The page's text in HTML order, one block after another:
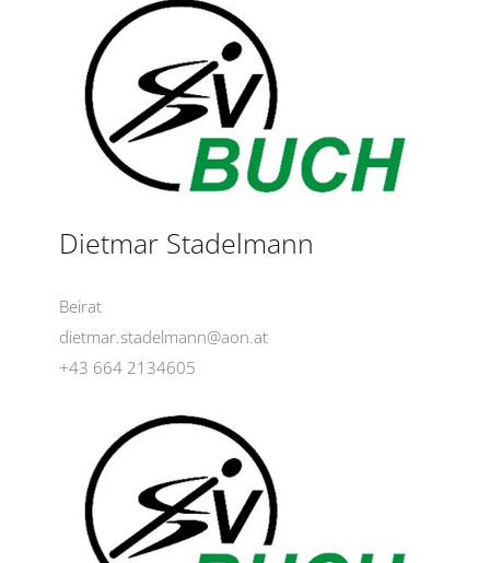
Dietmar Stadelmann
Beirat
dietmar.stadelmann@aon.at
+43 664 2134605